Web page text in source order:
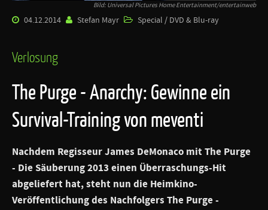
Bild: Universal Pictures Home Entertainment/entertainweb
04.12.2014 Stefan Mayr Special / DVD & Blu-ray
Verlosung
The Purge - Anarchy: Gewinne ein
Survival-Training von meventi
Nachdem Regisseur James DeMonaco mit The Purge
- Die Säuberung2013 einen Überraschungs-Hit
abgeliefert hat, steht nun die Heimkino-
Veröffentlichung des Nachfolgers The Purge -